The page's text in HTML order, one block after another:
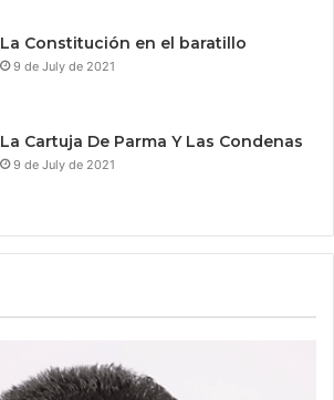
La Constitución en el baratillo
9 de July de 2021
La Cartuja De Parma Y Las Condenas
9 de July de 2021